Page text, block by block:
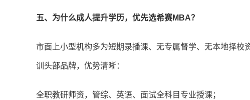
五、为什么成人提升学历，优先选希赛MBA？
市面上小型机构多为短期录播课、无专属督学、无本地择
训头部品牌，优势清晰：
全职教研师资，管综、英语、面试全科目专业授课；